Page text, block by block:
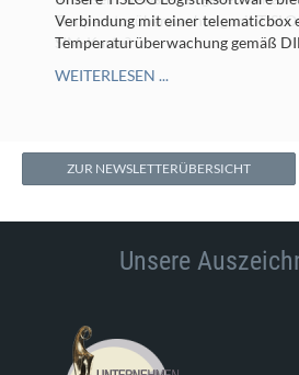
Temperaturüberwachung mit
SIM-Karte?
WEITERLESEN ...
Verbindung mit einer telematicbox
Temperaturüberwachung gemäß
WEITERLESEN ...
ZUR NEWSLETTERÜBERSICHT
Unsere